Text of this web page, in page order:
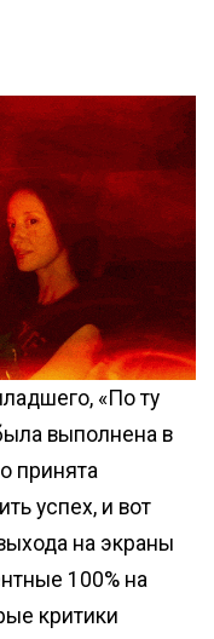
«По ту
выполнена в
принята
успех, и вот
на экраны
100% на
критики